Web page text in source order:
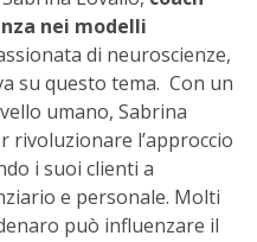
nei modelli
di neuroscienze,
su questo tema. Con un
umano, Sabrina
rivoluzionare l’approccio
i suoi clienti a
e personale. Molti
può influenzare il